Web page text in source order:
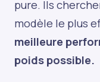
pure. Ils
modèle le plus
meilleure
poids possible.